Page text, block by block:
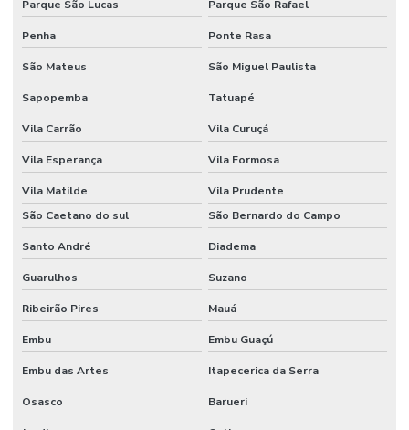
Parque São Lucas Parque São Rafael
Penha Ponte Rasa
São Mateus São Miguel Paulista
Sapopemba Tatuapé
Vila Carrão Vila Curuçá
Vila Esperança Vila Formosa
Vila Matilde
Vila Prudente
São Caetano do sul
São Bernardo do Campo
Santo André Diadema
Guarulhos Suzano
Ribeirão Pires Mauá
Embu Embu Guaçú
Embu das Artes Itapecerica da Serra
Osasco Barueri